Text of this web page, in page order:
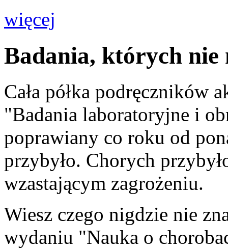
więcej
Badania, których nie
Cała półka podręczników
"Badania laboratoryjne i
poprawiany co roku od
przybyło. Chorych
wzastającym zagrożeniu.
Wiesz czego nigdzie nie
wydaniu "Nauka o